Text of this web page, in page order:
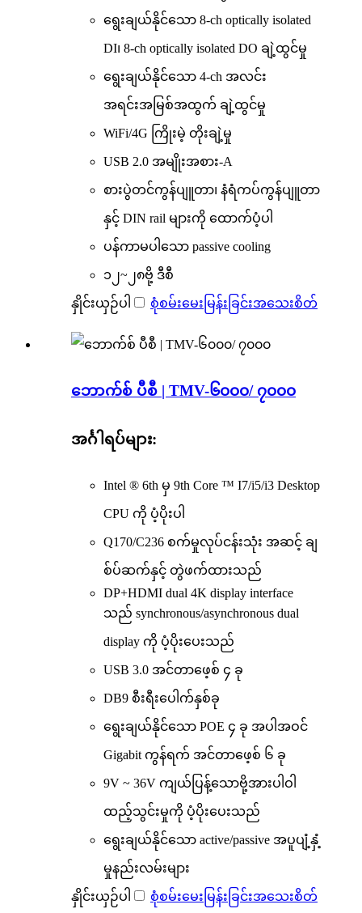
ရွေးချယ်နိုင်သော 8-ch optically isolated
DI၊ 8-ch optically isolated DO ချဲ့ထွင်မှု
ရွေးချယ်နိုင်သော 4-ch အလင်း
အရင်းအမြစ်အထွက် ချဲ့ထွင်မှု
WiFi/4G ကြိုးမဲ့ တိုးချဲ့မှု
USB 2.0 အမျိုးအစား-A
စားပွဲတင်ကွန်ပျူတာ၊ နံရံကပ်ကွန်ပျူတာ
နှင့် DIN rail များကို ထောက်ပံ့ပါ
ပန်ကာမပါသော passive cooling
၁၂~၂၈ဗို့ ဒီစီ
နှိုင်းယှဉ်ပါ စုံစမ်းမေးမြန်းခြင်းအသေးစိတ်
ဘောက်စ် ပီစီ | TMV-၆၀၀၀/ ၇၀၀၀
အင်္ဂါရပ်များ:
Intel ® 6th မှ 9th Core ™ I7/i5/i3 Desktop
CPU ကို ပံ့ပိုးပါ
Q170/C236 စက်မှုလုပ်ငန်းသုံး အဆင့် ချ
စ်ပ်ဆက်နှင့် တွဲဖက်ထားသည်
DP+HDMI dual 4K display interface
သည် synchronous/asynchronous dual
display ကို ပံ့ပိုးပေးသည်
USB 3.0 အင်တာဖေ့စ် ၄ ခု
DB9 စီးရီးပေါက်နှစ်ခု
ရွေးချယ်နိုင်သော POE ၄ ခု အပါအဝင်
Gigabit ကွန်ရက် အင်တာဖေ့စ် ၆ ခု
9V ~ 36V ကျယ်ပြန့်သောဗို့အားပါဝါ
ထည့်သွင်းမှုကို ပံ့ပိုးပေးသည်
ရွေးချယ်နိုင်သော active/passive အပူပျံ့နှံ့
မှုနည်းလမ်းများ
နှိုင်းယှဉ်ပါ စုံစမ်းမေးမြန်းခြင်းအသေးစိတ်